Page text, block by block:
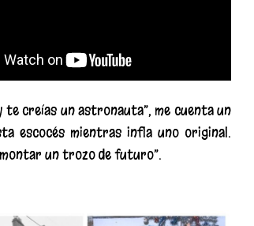
te creías un astronauta”, me cuenta un
escocés mientras infla uno original.
montar un trozo de futuro”.